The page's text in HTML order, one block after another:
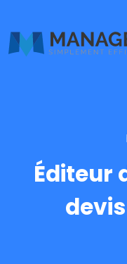
Éditeur